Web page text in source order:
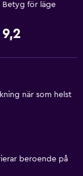
Betyg för läge
9,2
när som helst
beroende på